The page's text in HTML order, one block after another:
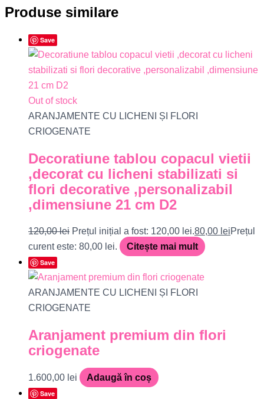
Produse similare
Save
Out of stock
ARANJAMENTE CU LICHENI ȘI FLORI
CRIOGENATE
Decoratiune tablou copacul vietii
,decorat cu licheni stabilizati si
flori decorative ,personalizabil
,dimensiune 21 cm D2
120,00lei Prețul inițial a fost: 120,00 lei.80,00 leiPrețul
curent este: 80,00 lei.
Citește mai mult
Save
ARANJAMENTE CU LICHENI ȘI FLORI
CRIOGENATE
Aranjament premium din flori
criogenate
1.600,00 lei Adaugă în coș
Save